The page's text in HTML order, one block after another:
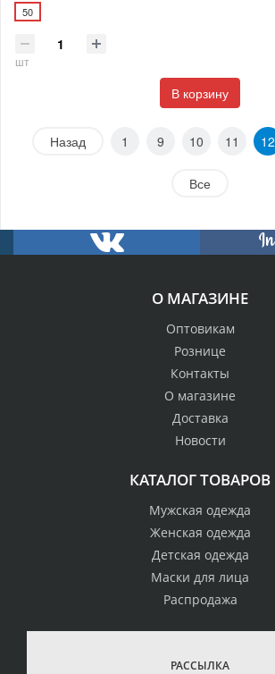
50
шт
В корзину
Назад 1 9 10 11 12
Все
О МАГАЗИНЕ
Оптовикам
Рознице
Контакты
О магазине
Доставка
Новости
КАТАЛОГ ТОВАРОВ
Мужская одежда
Женская одежда
Детская одежда
Маски для лица
Распродажа
РАССЫЛКА